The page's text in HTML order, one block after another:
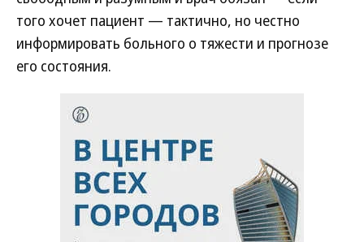
того хочет пациент — тактично, но честно
информировать больного о тяжести и прогнозе
его состояния.